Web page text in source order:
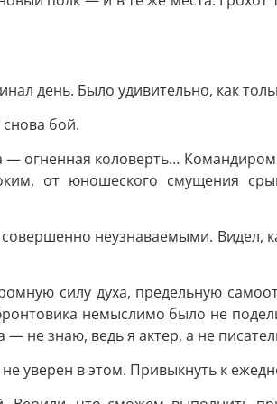
день. Было удивительно, как
бой.
— огненная коловерть…
от юношеского смущения
неузнаваемыми. Видел,
силу духа, предельную
немыслимо было не
— не знаю, ведь я актер, а не
уверен в этом. Привыкнуть к